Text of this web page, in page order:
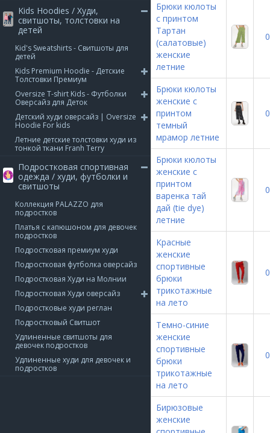
Kids Hoodies / Худи,
свитшоты, толстовки на
детей
Kid's Sweatshirts - Свитшоты для
детей
Kids Premium Hoodie - Детские
Толстовки Премиум
Oversize T-shirt Kids - Футболки
Оверсайз для Деток
Детский худи оверсайз | Oversize
Hoodie For kids
Летние детские толстовки худи из
тонкой ткани Franh Terry
Подростковая спортивная
одежда / худи, футболки и
свитшоты
Коллекция PALAZZO для
подростков
Платья с капюшоном для девочек
подростков
Подростковая премиум худи
Подростковая футболка оверсайз
Подростковая Худи на Молнии
Подростковая Худи оверсайз
Подростковые худи реглан
Подростковый Свитшот
Удлиненные свитшоты для
девочек подростков
Удлиненные худи для девочек и
подростков
Брюки кюлоты
с принтом
Тартан
(салатовые)
женские
летние
0
Брюки кюлоты
женские с
принтом
темный
мрамор летние
0
Брюки кюлоты
женские с
принтом
варенка тай
дай (tie dye)
летние
0
Красные
женские
спортивные
брюки
трикотажные
на лето
0
Темно-синие
женские
спортивные
брюки
трикотажные
на лето
0
Бирюзовые
женские